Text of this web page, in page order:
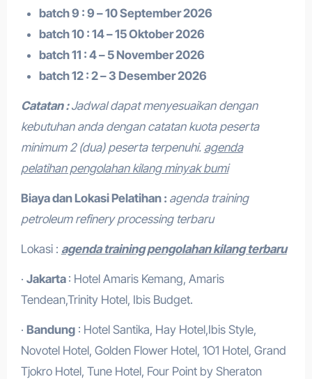
batch 9 : 9 – 10 September 2026
batch 10 : 14 – 15 Oktober 2026
batch 11 : 4 – 5 November 2026
batch 12 : 2 – 3 Desember 2026
Catatan :Jadwal dapat menyesuaikan dengan
kebutuhan anda dengan catatan kuota peserta
minimum 2 (dua) peserta terpenuhi. agenda
pelatihan pengolahan kilang minyak bumi
Biaya dan Lokasi Pelatihan : agenda training
petroleum refinery processing terbaru
Lokasi : agenda training pengolahan kilang terbaru
· Jakarta : Hotel Amaris Kemang, Amaris
Tendean,Trinity Hotel, Ibis Budget.
· Bandung: Hotel Santika, Hay Hotel,Ibis Style,
Novotel Hotel, Golden Flower Hotel, 1O1 Hotel, Grand
Tjokro Hotel, Tune Hotel, Four Point by Sheraton